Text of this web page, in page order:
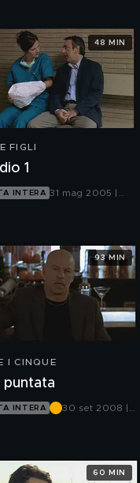
FIGLI
1
INTERA 31 mag 2005 |
48 MIN
I CINQUE
puntata
INTERA
30 set 2008 |
93 MIN
60 MIN